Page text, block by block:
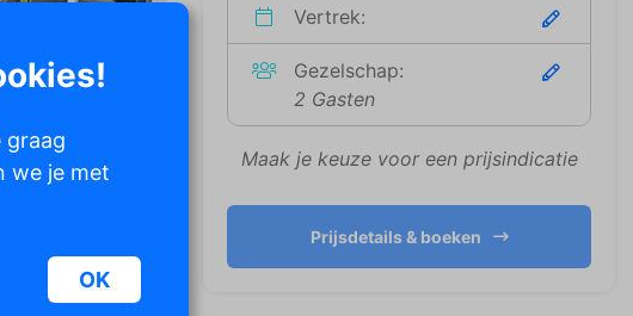
Vertrek:
Gezelschap:
2 Gasten
Maak je keuze voor een prijsindicatie
Prijsdetails & boeken
graag
we je met
OK